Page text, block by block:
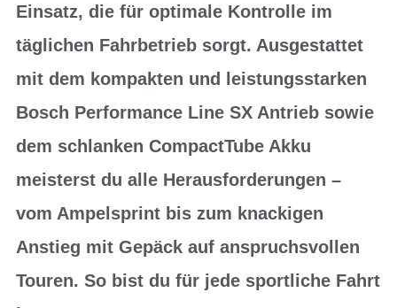
Einsatz, die für optimale Kontrolle im
täglichen Fahrbetrieb sorgt. Ausgestattet
mit dem kompakten und leistungsstarken
Bosch Performance Line SX Antrieb sowie
dem schlanken CompactTube Akku
meisterst du alle Herausforderungen –
vom Ampelsprint bis zum knackigen
Anstieg mit Gepäck auf anspruchsvollen
Touren. So bist du für jede sportliche Fahrt